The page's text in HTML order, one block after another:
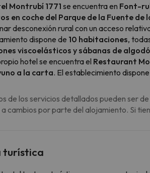
Montrubí 1771 se encuentra en Font-
en coche del Parque de la Fuente de
desconexión rural con un acceso
dispone de 10 habitaciones,
viscoelásticos y sábanas de
hotel se encuentra el Restaurant
a la carta. El establecimiento
de los servicios detallados pueden ser
cambios por parte del alojamiento. Si
turística